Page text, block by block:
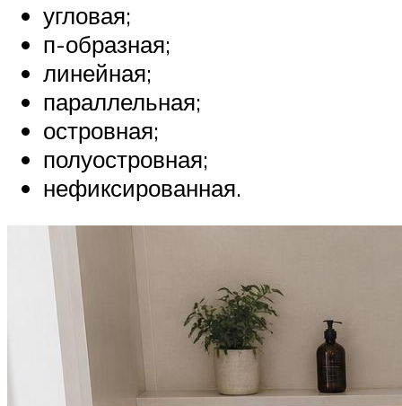
угловая;
п-образная;
линейная;
параллельная;
островная;
полуостровная;
нефиксированная.